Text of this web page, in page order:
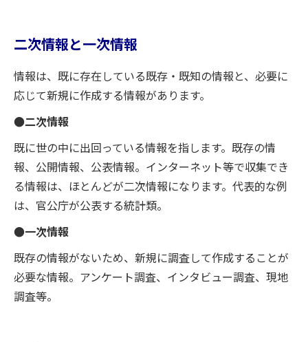
二次情報と一次情報
情報は、既に存在している既存・既知の情報と、必要に
応じて新規に作成する情報があります。
●二次情報
既に世の中に出回っている情報を指します。既存の情
報、公開情報、公表情報。インターネット等で収集でき
る情報は、ほとんどが二次情報になります。代表的な例
は、官公庁が公表する統計類。
●一次情報
既存の情報がないため、新規に調査して作成することが
必要な情報。アンケート調査、インタビュー調査、現地
調査等。